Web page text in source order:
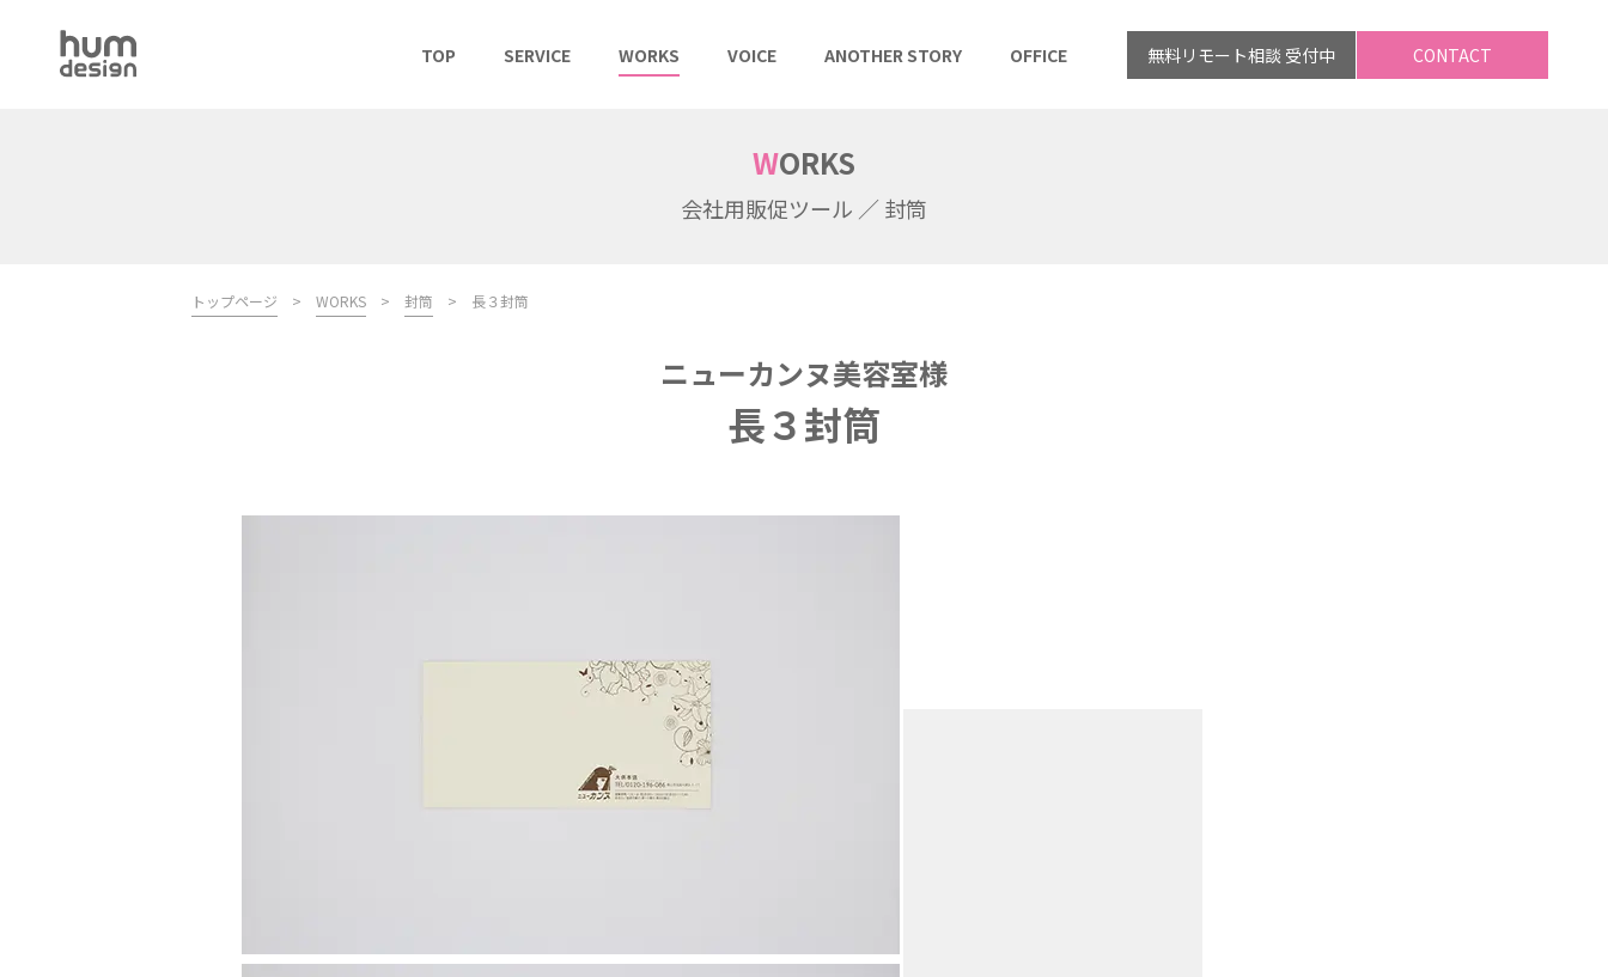
TOP SERVICE WORKS VOICE ANOTHER STORY OFFICE 無料リモート相談 受付中 CONTACT
WORKS
会社用販促ツール ／ 封筒
トップページ > WORKS > 封筒 > 長３封筒
ニューカンヌ美容室様
長３封筒